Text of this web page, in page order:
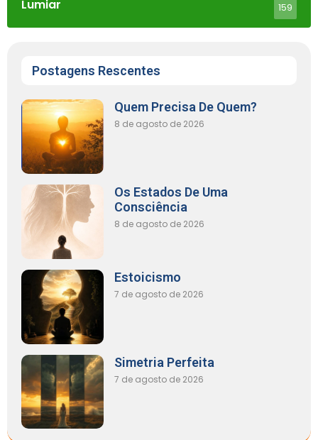
Lumiar 159
Postagens Rescentes
Quem Precisa De Quem?
8 de agosto de 2026
Os Estados De Uma
Consciência
8 de agosto de 2026
Estoicismo
7 de agosto de 2026
Simetria Perfeita
7 de agosto de 2026